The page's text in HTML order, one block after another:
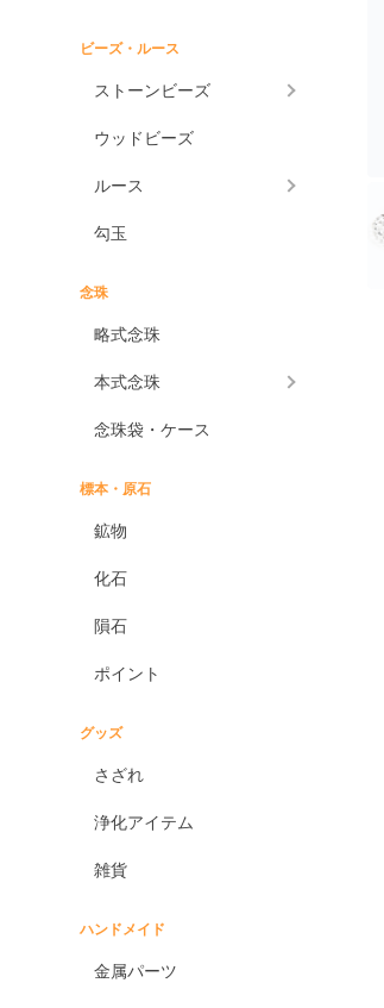
ビーズ・ルース
ストーンビーズ
ウッドビーズ
ルース
勾玉
念珠
略式念珠
本式念珠
念珠袋・ケース
標本・原石
鉱物
化石
隕石
ポイント
グッズ
さざれ
浄化アイテム
雑貨
ハンドメイド
金属パーツ